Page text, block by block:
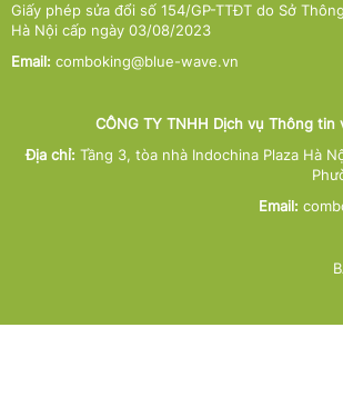
Giấy phép sửa đổi số 154/GP-TTĐT do Sở
Hà Nội cấp ngày 03/08/2023
Email: comboking@blue-wave.vn
CÔNG TY TNHH Dịch vụ Thông tin
Địa chỉ: Tầng 3, tòa nhà Indochina Plaza Hà
Email: